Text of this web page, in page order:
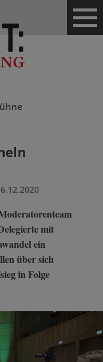
mit
ein
über sich
in Folge